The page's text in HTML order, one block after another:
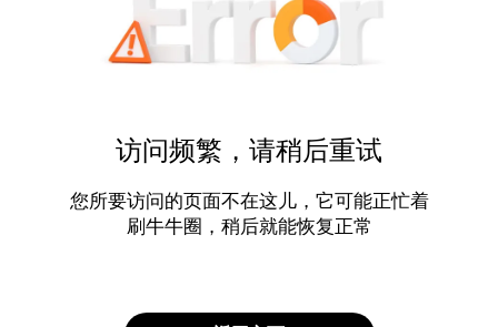
访问频繁，请稍后重试
您所要访问的页面不在这儿，它可能正忙着
刷牛牛圈，稍后就能恢复正常